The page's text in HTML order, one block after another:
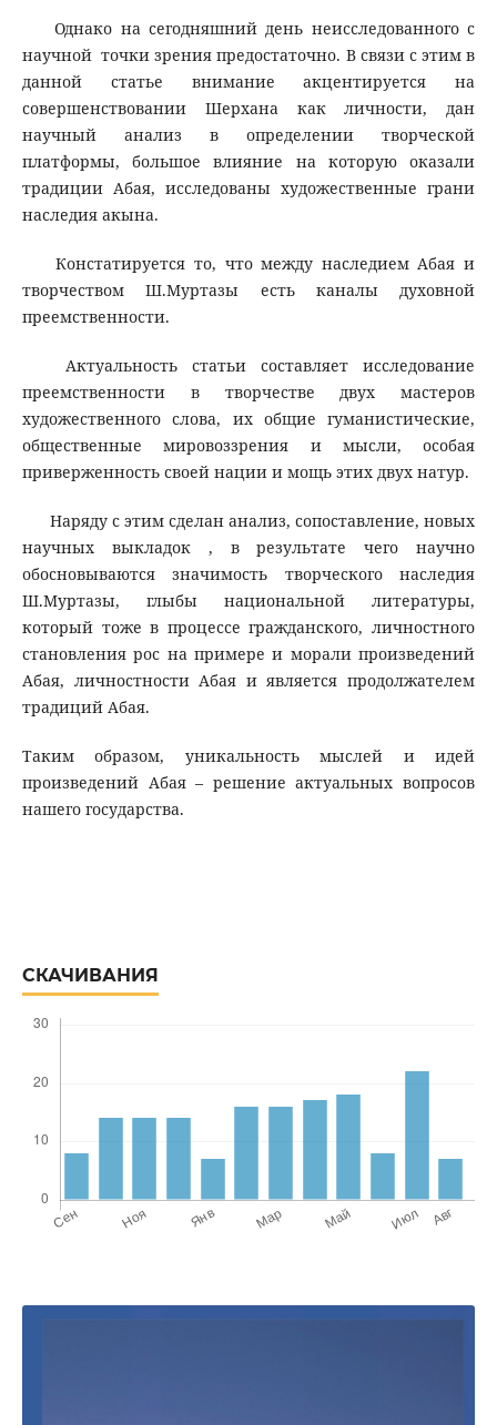
Однако на сегодняшний день неисследованного с
научной точки зрения предостаточно. В связи с этим в
данной статье внимание акцентируется на
совершенствовании Шерхана как личности, дан
научный анализ в определении творческой
платформы, большое влияние на которую оказали
традиции Абая, исследованы художественные грани
наследия акына.
Констатируется то, что между наследием Абая и
творчеством Ш.Муртазы есть каналы духовной
преемственности.
Актуальность статьи составляет исследование
преемственности в творчестве двух мастеров
художественного слова, их общие гуманистические,
общественные мировоззрения и мысли, особая
приверженность своей нации и мощь этих двух натур.
Наряду с этим сделан анализ, сопоставление, новых
научных выкладок , в результате чего научно
обосновываются значимость творческого наследия
Ш.Муртазы, глыбы национальной литературы,
который тоже в процессе гражданского, личностного
становления рос на примере и морали произведений
Абая, личностности Абая и является продолжателем
традиций Абая.
Таким образом, уникальность мыслей и идей
произведений Абая – решение актуальных вопросов
нашего государства.
СКАЧИВАНИЯ